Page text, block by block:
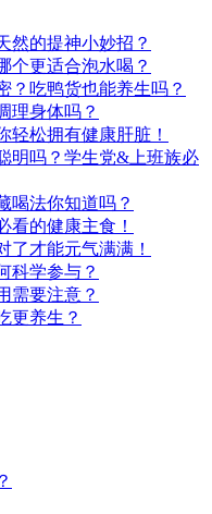
然的提神小妙招？
个更适合泡水喝？
？吃鸭货也能养生吗？
理身体吗？
轻松拥有健康肝脏！
明吗？学生党&上班族必
喝法你知道吗？
看的健康主食！
了才能元气满满！
科学参与？
需要注意？
更养生？